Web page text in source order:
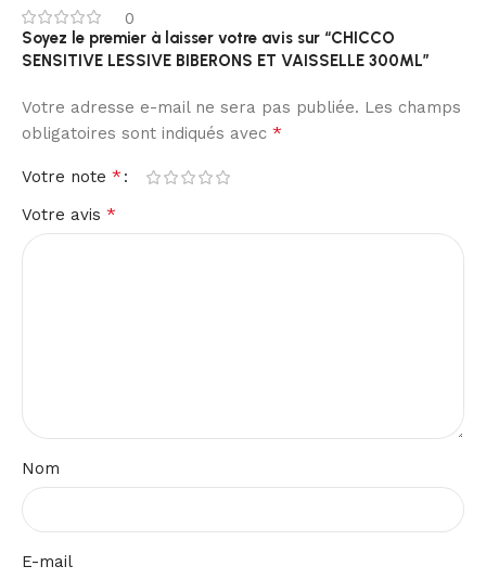
0
Soyez le premier à laisser votre avis sur “CHICCO
SENSITIVE LESSIVE BIBERONS ET VAISSELLE 300ML”
Votre adresse e-mail ne sera pas publiée. Les champs
obligatoires sont indiqués avec *
Votre note *
Votre avis *
Nom
E-mail